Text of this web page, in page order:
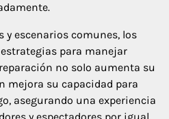
y escenarios comunes, los
para manejar
no solo aumenta su
mejora su capacidad para
asegurando una experiencia